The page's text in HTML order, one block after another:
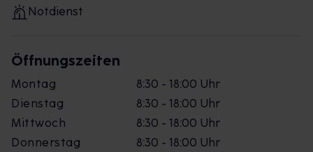
Notdienst
Öffnungszeiten
Montag
8:30 - 18:00 Uhr
Dienstag
8:30 - 18:00 Uhr
Mittwoch
8:30 - 18:00 Uhr
Donnerstag
8:30 - 18:00 Uhr